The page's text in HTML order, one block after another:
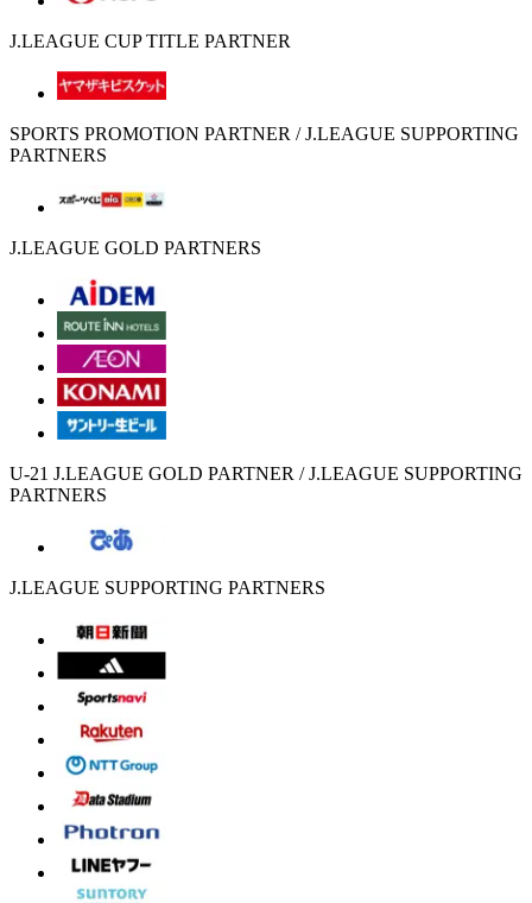
J.LEAGUE CUP TITLE PARTNER
SPORTS PROMOTION PARTNER / J.LEAGUE SUPPORTING
PARTNERS
J.LEAGUE GOLD PARTNERS
U-21 J.LEAGUE GOLD PARTNER / J.LEAGUE SUPPORTING
PARTNERS
J.LEAGUE SUPPORTING PARTNERS